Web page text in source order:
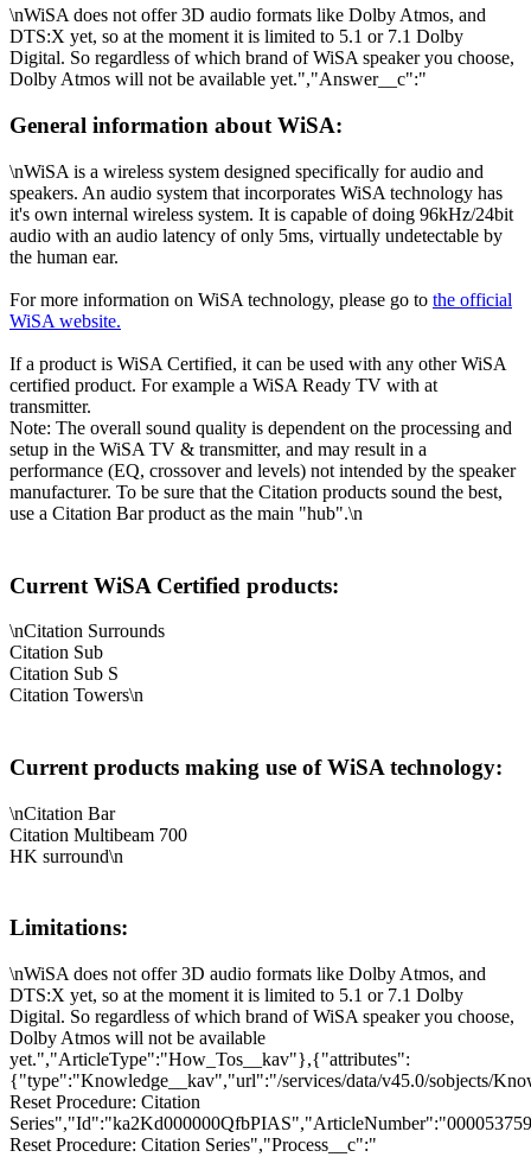
\nWiSA does not offer 3D audio formats like Dolby Atmos, and
DTS:X yet, so at the moment it is limited to 5.1 or 7.1 Dolby
Digital. So regardless of which brand of WiSA speaker you choose,
Dolby Atmos will not be available yet.","Answer__c":"
General information about WiSA:
\nWiSA is a wireless system designed specifically for audio and
speakers. An audio system that incorporates WiSA technology has
it's own internal wireless system. It is capable of doing 96kHz/24bit
audio with an audio latency of only 5ms, virtually undetectable by
the human ear.
For more information on WiSA technology, please go to the official
WiSA website.
If a product is WiSA Certified, it can be used with any other WiSA
certified product. For example a WiSA Ready TV with at
transmitter.
Note: The overall sound quality is dependent on the processing and
setup in the WiSA TV & transmitter, and may result in a
performance (EQ, crossover and levels) not intended by the speaker
manufacturer. To be sure that the Citation products sound the best,
use a Citation Bar product as the main "hub".\n
Current WiSA Certified products:
\nCitation Surrounds
Citation Sub
Citation Sub S
Citation Towers\n
Current products making use of WiSA technology:
\nCitation Bar
Citation Multibeam 700
HK surround\n
Limitations:
\nWiSA does not offer 3D audio formats like Dolby Atmos, and
DTS:X yet, so at the moment it is limited to 5.1 or 7.1 Dolby
Digital. So regardless of which brand of WiSA speaker you choose,
Dolby Atmos will not be available
yet.","ArticleType":"How_Tos__kav"},{"attributes":
{"type":"Knowledge__kav","url":"/services/data/v45.0/sobjects/
Reset Procedure: Citation
Reset Procedure: Citation Series","Process__c":"